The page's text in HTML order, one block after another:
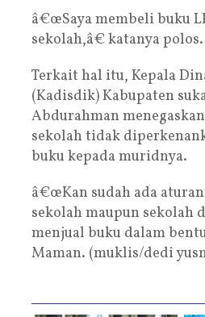
â€œSaya membeli buku
sekolah,â€ katanya polos.
Terkait hal itu, Kepala
(Kadisdik) Kabupaten
Abdurahman
sekolah tidak
buku kepada muridnya.
â€œKan sudah ada
sekolah maupun sekolah
menjual buku dalam
Maman. (muklis/dedi